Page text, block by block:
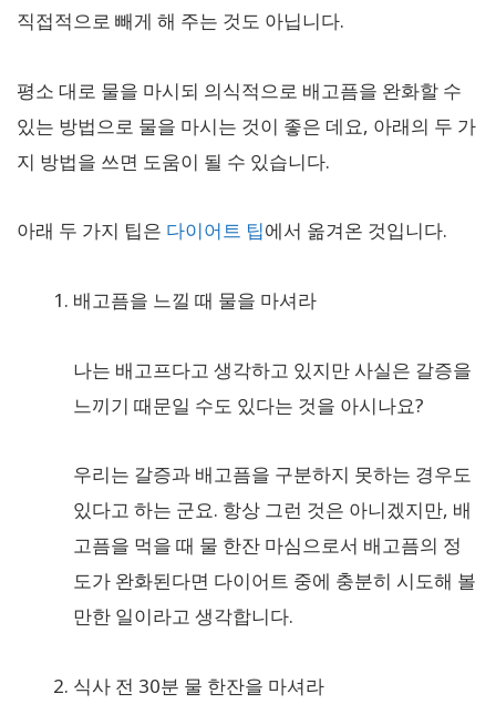
직접적으로 빼게 해 주는 것도 아닙니다.
평소 대로 물을 마시되 의식적으로 배고픔을 완화할 수
있는 방법으로 물을 마시는 것이 좋은 데요, 아래의 두 가
지 방법을 쓰면 도움이 될 수 있습니다.
아래 두 가지 팁은 다이어트 팁에서 옮겨온 것입니다.
배고픔을 느낄 때 물을 마셔라
나는 배고프다고 생각하고 있지만 사실은 갈증을
느끼기 때문일 수도 있다는 것을 아시나요?
우리는 갈증과 배고픔을 구분하지 못하는 경우도
있다고 하는 군요. 항상 그런 것은 아니겠지만, 배
고픔을 먹을 때 물 한잔 마심으로서 배고픔의 정
도가 완화된다면 다이어트 중에 충분히 시도해 볼
만한 일이라고 생각합니다.
식사 전 30분 물 한잔을 마셔라